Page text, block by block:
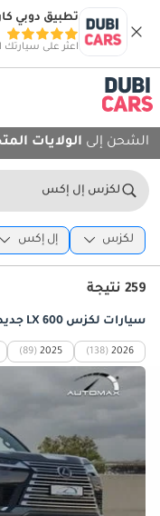
تطبيق دوبي
اعثر على سيارتك
الشحن إلى الولايات
لكزس إل إكس
لكزس إل إكس
259 نتيجة
سيارات لكزس LX 600 جديدة للبيع في دبي
2026
(138)
2025
(89)